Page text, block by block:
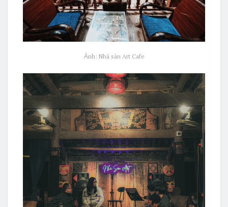
Ảnh: Nhà sàn Art Cafe